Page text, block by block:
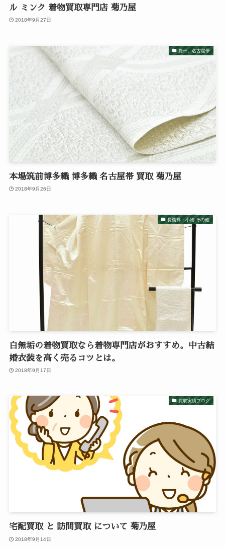
ル ミンク 着物買取専門店 菊乃屋
2018年9月27日
袋帯、名古屋帯
本場筑前博多織 博多織 名古屋帯 買取 菊乃屋
2018年9月26日
長襦袢・小物 その他
白無垢の着物買取なら着物専門店がおすすめ。中古結
婚衣装を高く売るコツとは。
2018年9月17日
買取実績ブログ
宅配買取 と 訪問買取 について 菊乃屋
2018年9月14日